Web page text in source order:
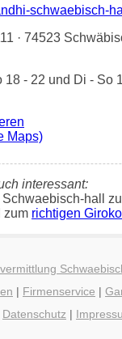
schwaebisch-
· 74523
18 - 22 und Di - So
Maps)
interessant:
hall
zum richtigen
| Firmenservice |
Datenschutz |